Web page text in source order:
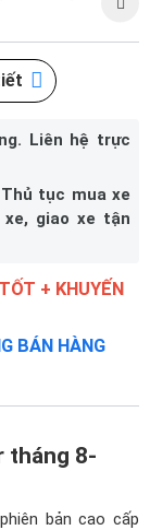
Liên hệ trực
tục mua xe
giao xe tận
+ KHUYẾN
BÁN HÀNG
tháng 8-
bản cao cấp